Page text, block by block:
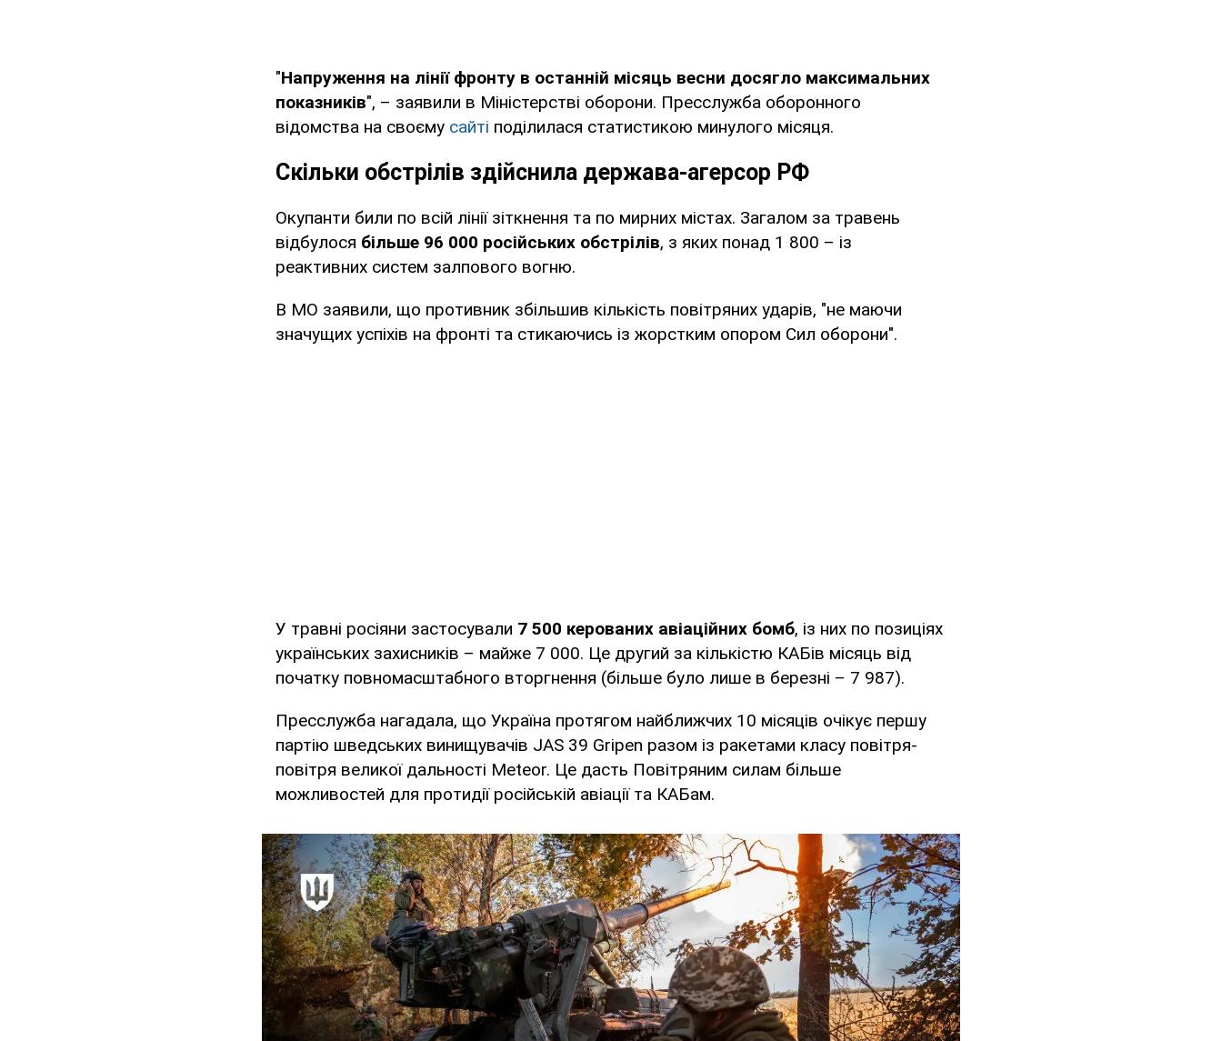
"Напруження на лінії фронту в останній місяць весни досягло максимальних
показників", – заявили в Міністерстві оборони. Пресслужба оборонного
відомства на своєму сайті поділилася статистикою минулого місяця.
Скільки обстрілів здійснила держава-агерсор РФ
Окупанти били по всій лінії зіткнення та по мирних містах. Загалом за травень
відбулося більше 96 000 російських обстрілів, з яких понад 1 800 – із
реактивних систем залпового вогню.
В МО заявили, що противник збільшив кількість повітряних ударів, "не маючи
значущих успіхів на фронті та стикаючись із жорстким опором Сил оборони".
У травні росіяни застосували 7 500 керованих авіаційних бомб, із них по позиціях
українських захисників – майже 7 000. Це другий за кількістю КАБів місяць від
початку повномасштабного вторгнення (більше було лише в березні – 7 987).
Пресслужба нагадала, що Україна протягом найближчих 10 місяців очікує першу
партію шведських винищувачів JAS 39 Gripen разом із ракетами класу повітря-
повітря великої дальності Meteor. Це дасть Повітряним силам більше
можливостей для протидії російській авіації та КАБам.